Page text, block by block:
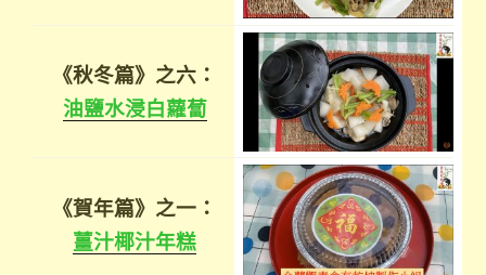
《秋冬篇》之六：
油鹽水浸白蘿蔔
《賀年篇》之一：
薑汁椰汁年糕